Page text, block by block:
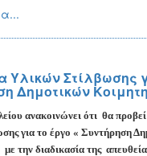
Υλικών Στίλβωσης
Δημοτικών
ανακοινώνει ότι θα
για το έργο « Συντήρηση
με την διαδικασία της